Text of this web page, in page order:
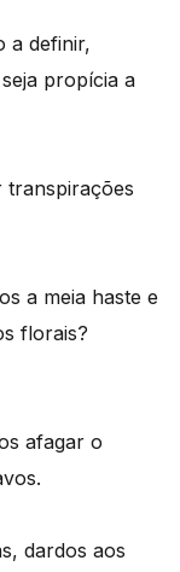
a definir,
propícia a
a meia haste e
florais?
afagar o
dardos aos